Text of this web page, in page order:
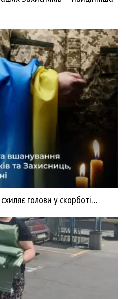
голови у скорботі…